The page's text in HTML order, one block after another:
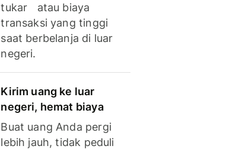
tukar atau biaya
transaksi yang tinggi
saat berbelanja di luar
negeri.
Kirim uang ke luar
negeri, hemat biaya
Buat uang Anda pergi
lebih jauh, tidak peduli